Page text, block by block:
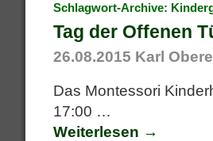
Schlagwort-Archive:
Tag der Offenen
26.08.2015 Karl
Das Montessori
17:00 …
Weiterlesen →